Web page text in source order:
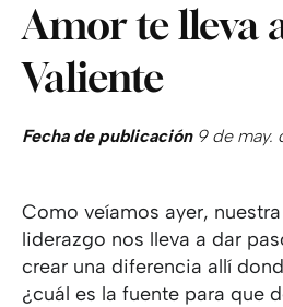
Amor te lleva
Valiente
Fecha de publicación9 de may.
Como veíamos ayer,
liderazgo nos lleva a dar
crear una diferencia allí
¿cuál es la fuente para que